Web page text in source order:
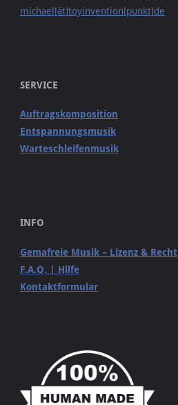
michael[ät]toyinvention[punkt]de
SERVICE
Auftragskomposition
Entspannungsmusik
Warteschleifenmusik
INFO
Gemafreie Musik – Lizenz & Recht
F.A.Q. | Hilfe
Kontaktformular